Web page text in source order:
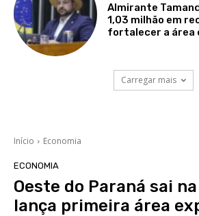
Almirante
1,03 milhão em
fortalecer a área
Carregar mais